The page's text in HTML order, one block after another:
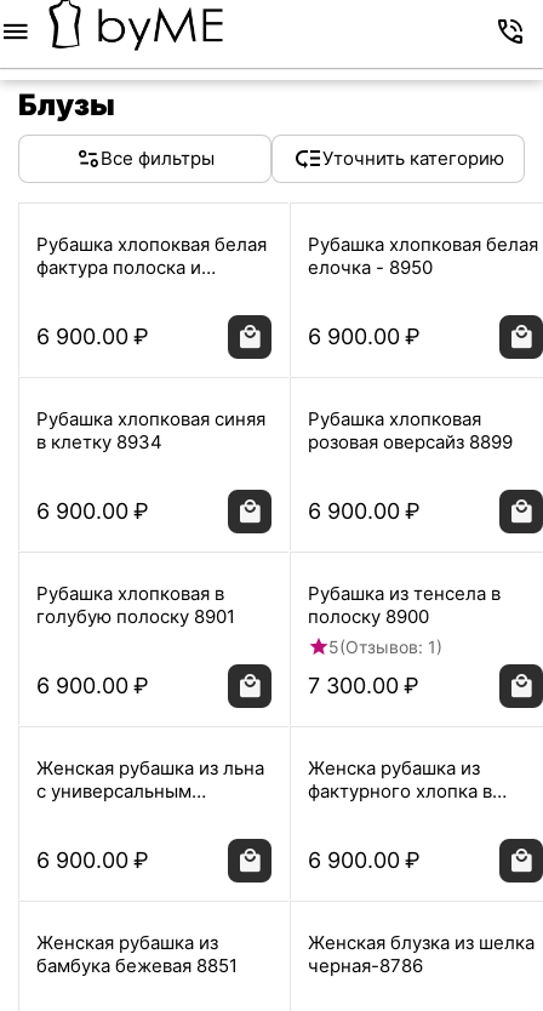
Блузы
Все фильтры Уточнить категорию
Рубашка хлопоквая белая
фактура полоска и
6 900.00₽
Рубашка хлопковая белая
елочка - 8950
6 900.00₽
Рубашка хлопковая синяя
в клетку 8934
6 900.00₽
Рубашка хлопковая
розовая оверсайз 8899
6 900.00₽
Рубашка хлопковая в
голубую полоску 8901
6 900.00₽
Рубашка из тенсела в
полоску 8900
5(Отзывов: 1)
7 300.00₽
Женская рубашка из льна
с универсальным
6 900.00₽
Женска рубашка из
фактурного хлопка в
6 900.00₽
Женская рубашка из
бамбука бежевая 8851
Женская блузка из шелка
черная-8786
Меню Корзина Контакты